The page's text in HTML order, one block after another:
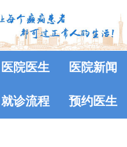
医院医生 医院新闻
就诊流程 预约医生